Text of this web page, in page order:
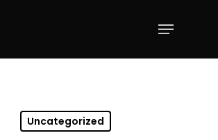
Uncategorized